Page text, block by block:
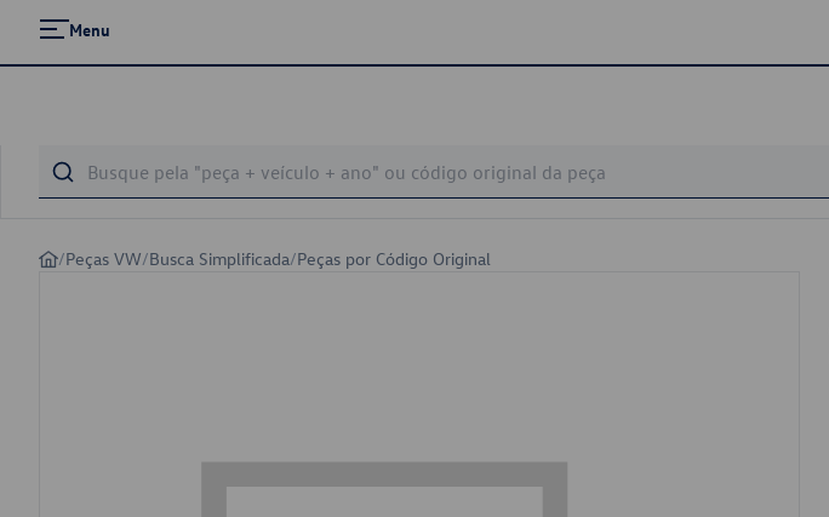
Menu
/Peças VW/Busca Simplificada/Peças por Código Original